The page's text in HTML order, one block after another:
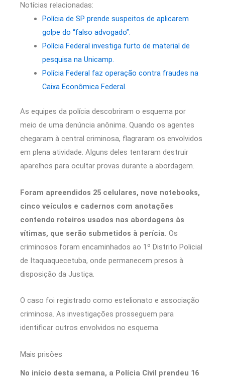
Notícias relacionadas:
Polícia de SP prende suspeitos de aplicarem
golpe do “falso advogado”.
Polícia Federal investiga furto de material de
pesquisa na Unicamp.
Polícia Federal faz operação contra fraudes na
Caixa Econômica Federal.
As equipes da polícia descobriram o esquema por
meio de uma denúncia anônima. Quando os agentes
chegaram à central criminosa, flagraram os envolvidos
em plena atividade. Alguns deles tentaram destruir
aparelhos para ocultar provas durante a abordagem.
Foram apreendidos 25 celulares, nove notebooks,
cinco veículos e cadernos com anotações
contendo roteiros usados nas abordagens às
vítimas, que serão submetidos à perícia. Os
criminosos foram encaminhados ao 1º Distrito Policial
de Itaquaquecetuba, onde permanecem presos à
disposição da Justiça.
O caso foi registrado como estelionato e associação
criminosa. As investigações prosseguem para
identificar outros envolvidos no esquema.
Mais prisões
No início desta semana, a Polícia Civil prendeu 16